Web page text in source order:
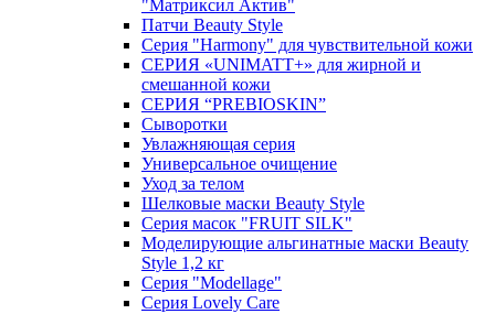
"Матриксил Актив"
Патчи Beauty Style
Серия "Harmony" для чувствительной кожи
СЕРИЯ «UNIMATT+» для жирной и
смешанной кожи
СЕРИЯ “PREBIOSKIN”
Сыворотки
Увлажняющая серия
Универсальное очищение
Уход за телом
Шелковые маски Beauty Style
Серия масок "FRUIT SILK"
Моделирующие альгинатные маски Beauty
Style 1,2 кг
Серия "Modellage"
Cерия Lovely Care